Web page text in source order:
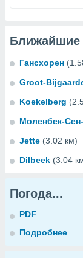
Ближайшие
Гансхорен
Groot-
Koekelberg
Моленбек-
Jette (3.02 км)
Dilbeek (3.04
Погода...
PDF
Подробнее